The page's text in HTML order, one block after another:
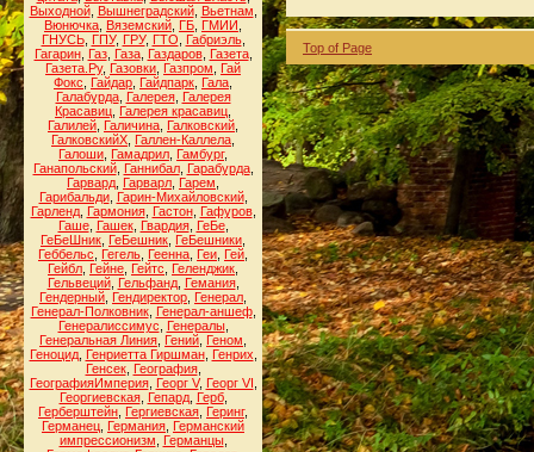
Выходной, Вышнеградский, Вьетнам
Вюнючка Вяземский ГБ ГМИИ
ГНУСЬ, ГПУ, ГРУ, ГТО Габриэль,
Гагарин, Газ, Газа, Газдаров, Газета,
Газета.Ру, Газовки Газпром
Гай
Фокс
Гайдар Гайдпарк Гала
Галабурда, Галерея, Галерея
Красавиц Галерея красавиц
Галилей Галичина Галковский
ГалковскийХ Галлен-Каллела
Галоши Гамадрил Гамбург,
Ганапольский, Ганнибал, Гарабурда,
Гарвард Гарварл Гарем
Гарибальди, Гарин-Михайловский,
Гарленд, Гармония, Гастон, Гафуров,
Гаше, Гашек, Гвардия, ГеБе,
ГеБеШник ГеБешник ГеБешники
Геббельс
Гегель Геенна Геи Гей
Гейбл Гейне Гейтс Геленджик
Гельвеций, Гельфанд, Гемания,
Гендерный Гендиректор Генерал
Генерал-Полковник, Генерал-аншеф,
Генералиссимус
Генералы,
Генеральная Линия Гений Геном
Геноцид, Генриетта Гиршман, Генрих
Генсек, География,
ГеографияИмперия, Георг V, Георг VI
Георгиевская, Гепард, Герб,
Герберштейн Гергиевская Геринг,
Германец Германия Германский
импрессионизм
Германцы,
Top of Page